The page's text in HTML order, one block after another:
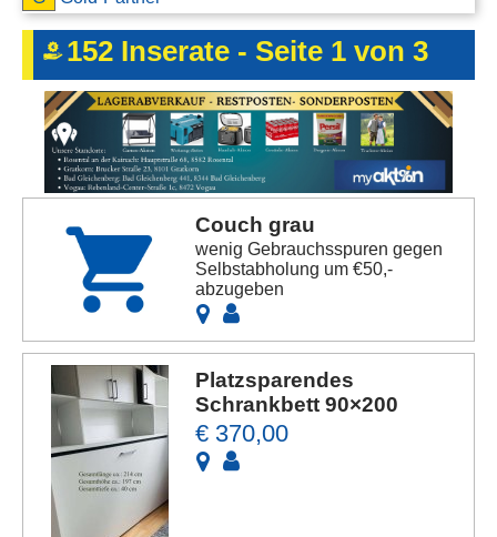
Kontakt
AGB, Nutzungsbedingungen
Impressum
152 Inserate - Seite 1 von 3
Couch grau
wenig Gebrauchsspuren gegen
Selbstabholung um €50,-
abzugeben
Platzsparendes
Schrankbett 90×200
€ 370,00